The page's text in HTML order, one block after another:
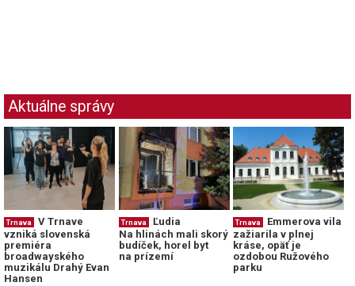
Aktuálne správy
Trnava
V Trnave
vzniká slovenská
premiéra
broadwayského
muzikálu Drahý Evan
Hansen
Trnava
Ľudia
Na hlinách mali skorý
budíček, horel byt
na prízemí
Trnava
Emmerova vila
zažiarila v plnej
kráse, opäť je
ozdobou Ružového
parku